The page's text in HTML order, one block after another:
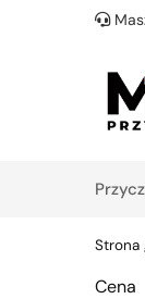
Strona
Cena